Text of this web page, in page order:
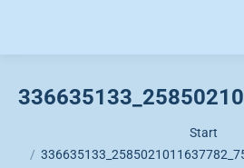
Start